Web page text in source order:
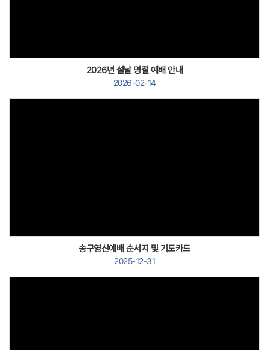
2026년 설날 명절 예배 안내
2026-02-14
송구영신예배 순서지 및 기도카드
2025-12-31